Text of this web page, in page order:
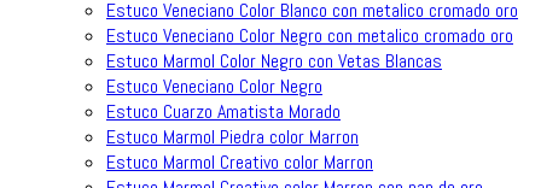
Estuco Veneciano Color Blanco con metalico cromado oro
Estuco Veneciano Color Negro con metalico cromado oro
Estuco Marmol Color Negro con Vetas Blancas
Estuco Veneciano Color Negro
Estuco Cuarzo Amatista Morado
Estuco Marmol Piedra color Marron
Estuco Marmol Creativo color Marron